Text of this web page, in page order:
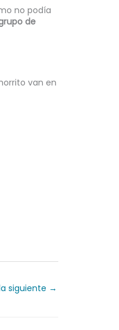
no podía
de
van en
siguiente →